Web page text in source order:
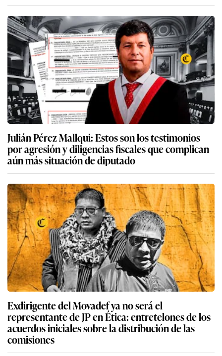
Julián Pérez Mallqui: Estos son los testimonios
por agresión y diligencias fiscales que complican
aún más situación de diputado
Exdirigente del Movadef ya no será el
representante de JP en Ética: entretelones de los
acuerdos iniciales sobre la distribución de las
comisiones